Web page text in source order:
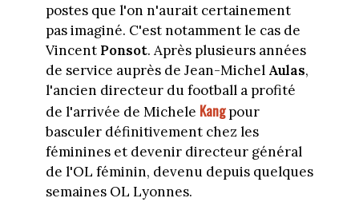
postes que l'on n'aurait certainement
pas imaginé. C'est notamment le cas de
Vincent Ponsot. Après plusieurs années
de service auprès de Jean-Michel Aulas,
l'ancien directeur du football a profité
de l'arrivée de Michele Kangpour
basculer définitivement chez les
féminines et devenir directeur général
de l'OL féminin, devenu depuis quelques
semaines OL Lyonnes.